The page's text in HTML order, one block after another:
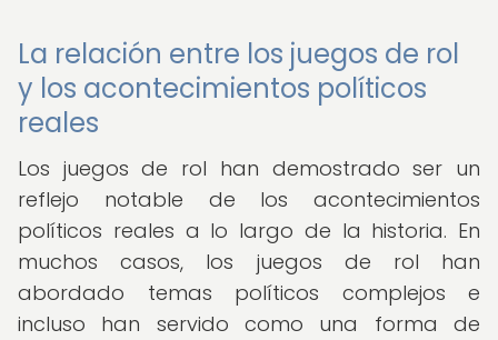
La relación entre los juegos de rol
y los acontecimientos políticos
reales
Los juegos de rol han demostrado ser un
reflejo notable de los acontecimientos
políticos reales a lo largo de la historia. En
muchos casos, los juegos de rol han
abordado temas políticos complejos e
incluso han servido como una forma de